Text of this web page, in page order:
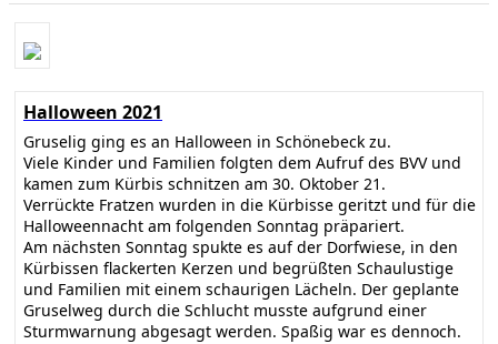
Halloween 2021
Gruselig ging es an Halloween in Schönebeck zu.
Viele Kinder und Familien folgten dem Aufruf des BVV und
kamen zum Kürbis schnitzen am 30. Oktober 21.
Verrückte Fratzen wurden in die Kürbisse geritzt und für die
Halloweennacht am folgenden Sonntag präpariert.
Am nächsten Sonntag spukte es auf der Dorfwiese, in den
Kürbissen flackerten Kerzen und begrüßten Schaulustige
und Familien mit einem schaurigen Lächeln. Der geplante
Gruselweg durch die Schlucht musste aufgrund einer
Sturmwarnung abgesagt werden. Spaßig war es dennoch.